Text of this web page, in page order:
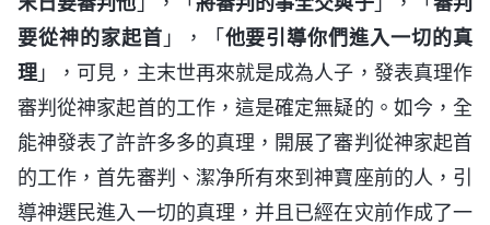
要從神的家起首 」，「他要引導你們進入一切的真
理 」，可見，主末世再來就是成為人子，發表真理作
審判從神家起首的工作，這是確定無疑的。如今，全
能神發表了許許多多的真理，開展了審判從神家起首
的工作，首先審判、潔净所有來到神寶座前的人，引
導神選民進入一切的真理，并且已經在灾前作成了一